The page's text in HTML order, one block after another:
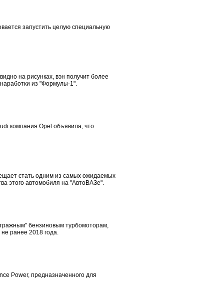
запустить целую специальную
на рисунках, вэн получит более
из "Формулы-1".
компания Opel объявила, что
стать одним из самых ожидаемых
этого автомобиля на "АвтоВАЗе".
бензиновым турбомоторам,
ранее 2018 года.
Power, предназначенного для